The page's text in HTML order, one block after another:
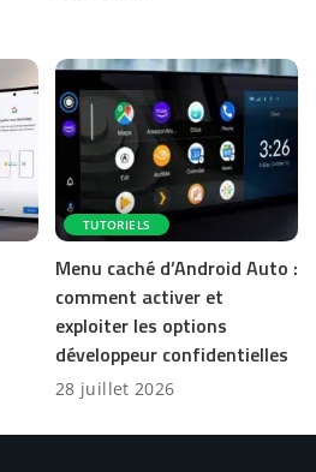
TUTORIELS
Menu caché d’Android Auto :
comment activer et
exploiter les options
développeur confidentielles
28 juillet 2026